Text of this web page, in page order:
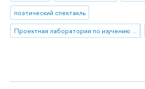
поэтический спектакль
Проектная лаборатория по изучению творчества Ю.П.Любимова и режиссерского театра XX-XXI вв.